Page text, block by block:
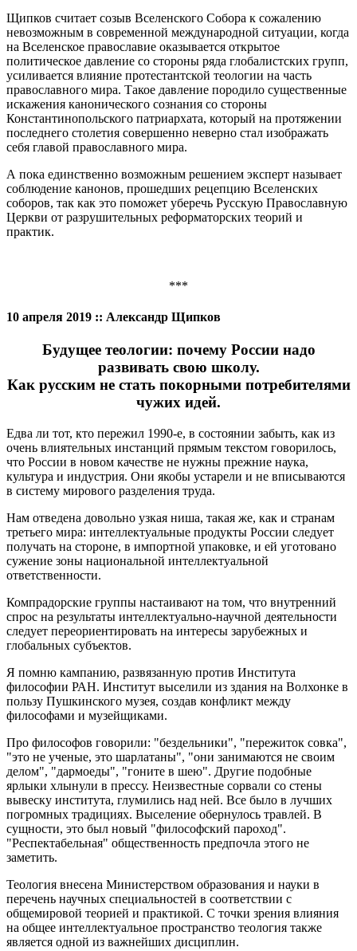
Щипков считает созыв Вселенского Собора к сожалению
невозможным в современной международной ситуации, когда
на Вселенское православие оказывается открытое
политическое давление со стороны ряда глобалистских групп,
усиливается влияние протестантской теологии на часть
православного мира. Такое давление породило существенные
искажения канонического сознания со стороны
Константинопольского патриархата, который на протяжении
последнего столетия совершенно неверно стал изображать
себя главой православного мира.
А пока единственно возможным решением эксперт называет
соблюдение канонов, прошедших рецепцию Вселенских
соборов, так как это поможет уберечь Русскую Православную
Церкви от разрушительных реформаторских теорий и
практик.
***
10 апреля 2019 :: Александр Щипков
Будущее теологии: почему России надо
развивать свою школу.
Как русским не стать покорными потребителями
чужих идей.
Едва ли тот, кто пережил 1990-е, в состоянии забыть, как из
очень влиятельных инстанций прямым текстом говорилось,
что России в новом качестве не нужны прежние наука,
культура и индустрия. Они якобы устарели и не вписываются
в систему мирового разделения труда.
Нам отведена довольно узкая ниша, такая же, как и странам
третьего мира: интеллектуальные продукты России следует
получать на стороне, в импортной упаковке, и ей уготовано
сужение зоны национальной интеллектуальной
ответственности.
Компрадорские группы настаивают на том, что внутренний
спрос на результаты интеллектуально-научной деятельности
следует переориентировать на интересы зарубежных и
глобальных субъектов.
Я помню кампанию, развязанную против Института
философии РАН. Институт выселили из здания на Волхонке в
пользу Пушкинского музея, создав конфликт между
философами и музейщиками.
Про философов говорили: "бездельники", "пережиток совка",
"это не ученые, это шарлатаны", "они занимаются не своим
делом", "дармоеды", "гоните в шею". Другие подобные
ярлыки хлынули в прессу. Неизвестные сорвали со стены
вывеску института, глумились над ней. Все было в лучших
погромных традициях. Выселение обернулось травлей. В
сущности, это был новый "философский пароход".
"Респектабельная" общественность предпочла этого не
заметить.
Теология внесена Министерством образования и науки в
перечень научных специальностей в соответствии с
общемировой теорией и практикой. С точки зрения влияния
на общее интеллектуальное пространство теология также
является одной из важнейших дисциплин.